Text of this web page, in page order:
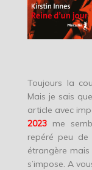
Toujours la
Mais je sais
article avec
2023me
repéré peu
étrangère
s’impose. A